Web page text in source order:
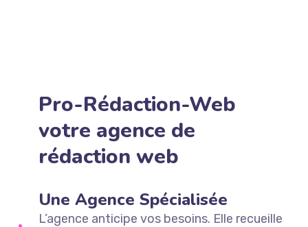
Pro-Rédaction-Web
votre agence de
rédaction web
Une Agence Spécialisée
L’agence anticipe vos besoins. Elle recueille